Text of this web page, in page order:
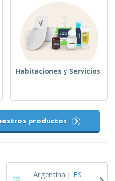
Habitaciones y Servicios
productos
Argentina | ES